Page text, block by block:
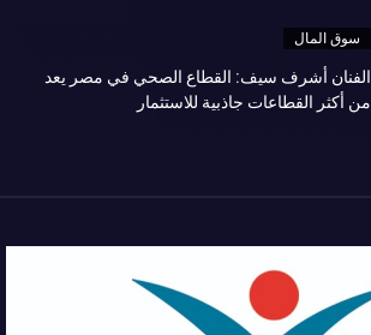
سوق المال
الفنان أشرف سيف: القطاع الصحي في مصر يعد
من أكثر القطاعات جاذبية للاستثمار